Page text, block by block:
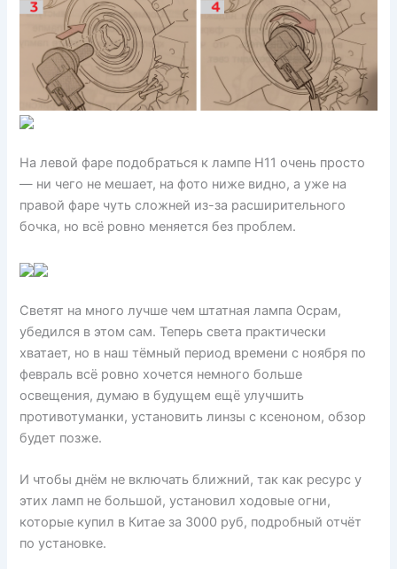
На левой фаре подобраться к лампе H11 очень просто
— ни чего не мешает, на фото ниже видно, а уже на
правой фаре чуть сложней из-за расширительного
бочка, но всё ровно меняется без проблем.
Светят на много лучше чем штатная лампа Осрам,
убедился в этом сам. Теперь света практически
хватает, но в наш тёмный период времени с ноября по
февраль всё ровно хочется немного больше
освещения, думаю в будущем ещё улучшить
противотуманки, установить линзы с ксеноном, обзор
будет позже.
И чтобы днём не включать ближний, так как ресурс у
этих ламп не большой, установил ходовые огни,
которые купил в Китае за 3000 руб, подробный отчёт
по установке.